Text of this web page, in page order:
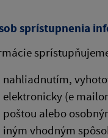
sprístupnenia
nahliadnutím,
elektronicky (e
poštou alebo
iným vhodným